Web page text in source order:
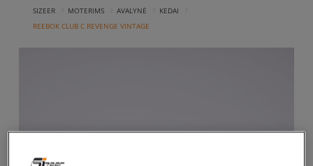
SIZEER MOTERIMS AVALYNĖ KEDAI
REEBOK CLUB C REVENGE VINTAGE